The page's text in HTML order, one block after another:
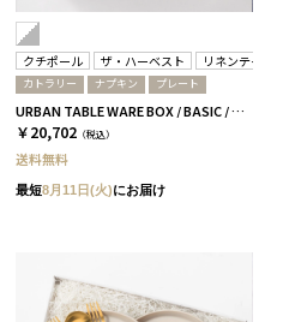
クチポール ザ・ハーベスト リネンテイルズ
カトラリー ナプキン プレート
URBAN TABLE WARE BOX / BASIC / ホワイト＆ミラーシルバー
￥20,702 （税込）
送料無料
最短8月11日(火)にお届け